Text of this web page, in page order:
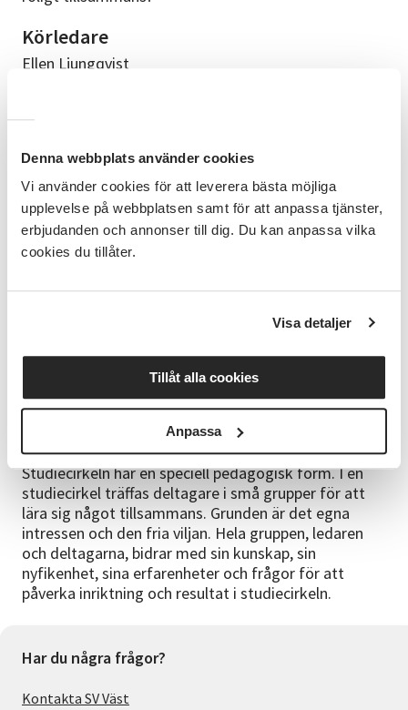
Denna webbplats använder cookies
Vi använder cookies för att leverera bästa möjliga
upplevelse på webbplatsen samt för att anpassa tjänster,
erbjudanden och annonser till dig. Du kan anpassa vilka
cookies du tillåter.
Visa detaljer
Tillåt alla cookies
Anpassa
Körledare
Ellen Ljungqvist
övar söndagar kl.17.30-18.15 på Scoutstugan
Kyrkenorum, Kärrakullevägen 1, Stenungsund.
Anmälningsinformation
Information och anmälan:
singstarsstenungsund@gmail.com eller direkt här!
Cirkeln arrangeras i samarbete med
Språkbussen och kulturskolorna på Tjörn, Orust, i
cirkel kommer du att få en utvärderingsenkät mailad
till dig. Vi uppskattar om du har möjlighet att besvara
den.
Vad är en studiecirkel?
Studiecirkeln har en speciell pedagogisk form. I en
studiecirkel träffas deltagare i små grupper för att
lära sig något tillsammans. Grunden är det egna
intressen och den fria viljan. Hela gruppen, ledaren
och deltagarna, bidrar med sin kunskap, sin
nyfikenhet, sina erfarenheter och frågor för att
påverka inriktning och resultat i studiecirkeln.
Har du några frågor?
Kontakta SV Väst